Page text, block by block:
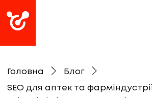
Головна Блог
SEO для аптек та